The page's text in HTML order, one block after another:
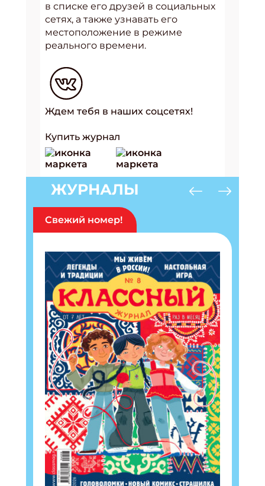
в списке его друзей в социальных
сетях, а также узнавать его
местоположение в режиме
реального времени.
Ждем тебя в наших соцсетях!
Купить журнал
ЖУРНАЛЫ
Свежий номер!
Подпишись на рассылку
подарок!
Укажите имя
Укажите Ваш Email
ПОДПИСАТЬСЯ